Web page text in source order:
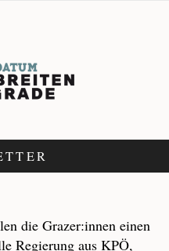
die Grazer:innen einen
Regierung aus KPÖ,